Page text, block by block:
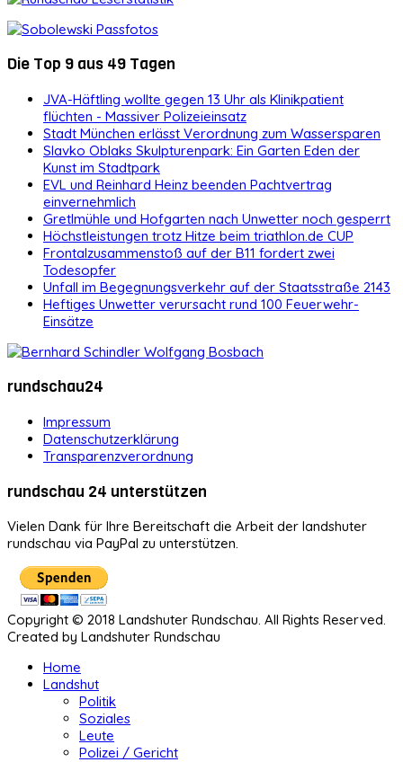
Die Top 9 aus 49 Tagen
JVA-Häftling wollte gegen 13 Uhr als Klinikpatient
flüchten - Massiver Polizeieinsatz
Stadt München erlässt Verordnung zum Wassersparen
Slavko Oblaks Skulpturenpark: Ein Garten Eden der
Kunst im Stadtpark
EVL und Reinhard Heinz beenden Pachtvertrag
einvernehmlich
Gretlmühle und Hofgarten nach Unwetter noch gesperrt
Höchstleistungen trotz Hitze beim triathlon.de CUP
Frontalzusammenstoß auf der B11 fordert zwei
Todesopfer
Unfall im Begegnungsverkehr auf der Staatsstraße 2143
Heftiges Unwetter verursacht rund 100 Feuerwehr-
Einsätze
rundschau24
Impressum
Datenschutzerklärung
Transparenzverordnung
rundschau 24 unterstützen
Vielen Dank für Ihre Bereitschaft die Arbeit der landshuter
rundschau via PayPal zu unterstützen.
Copyright © 2018 Landshuter Rundschau. All Rights Reserved.
Created by Landshuter Rundschau
Home
Landshut
Politik
Soziales
Leute
Polizei / Gericht